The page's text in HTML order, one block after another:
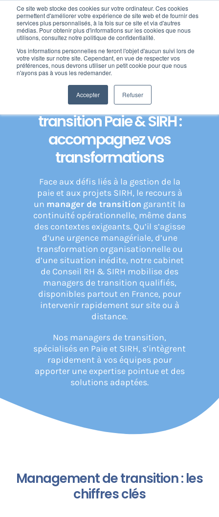
Ce site web stocke des cookies sur votre ordinateur. Ces cookies
permettent d'améliorer votre expérience de site web et de fournir des
services plus personnalisés, à la fois sur ce site et via d'autres
médias. Pour obtenir plus d'informations sur les cookies que nous
utilisons, consultez notre politique de confidentialité.
Vos informations personnelles ne feront l'objet d'aucun suivi lors de
votre visite sur notre site. Cependant, en vue de respecter vos
préférences, nous devrons utiliser un petit cookie pour que nous
n'ayons pas à vous les redemander.
Accepter Refuser
Passer
contenu
Nos offres
Formation
Nos clients
Fortify
Ressources
Support
CONNEXION
Home»Expertise paie : votre expert en gestion de la paie»
Management de transition Paie & SIRH : accompagner vos
transformations
Management de
transition Paie & SIRH :
accompagnez vos
transformations
Face aux défis liés à la gestion de la
paie et aux projets SIRH, le recours à
un manager de transition garantit la
continuité opérationnelle, même dans
des contextes exigeants. Qu’il s’agisse
d’une urgence managériale, d’une
transformation organisationnelle ou
d’une situation inédite, notre cabinet
de Conseil RH & SIRH mobilise des
managers de transition qualifiés,
disponibles partout en France, pour
intervenir rapidement sur site ou à
distance.
Nos managers de transition,
spécialisés en Paie et SIRH, s’intègrent
rapidement à vos équipes pour
apporter une expertise pointue et des
solutions adaptées.
Management de transition : les
chiffres clés